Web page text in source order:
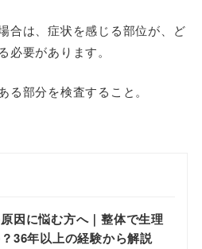
合は、症状を感じる部位が、ど
要があります。
る部分を検査すること。
因に悩む方へ｜整体で生理
36年以上の経験から解説